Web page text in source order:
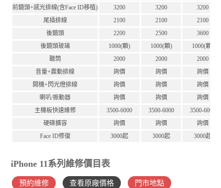
前鏡頭+感光排線(含Face ID移植)
3200 3200
3200
尾插排線
2100 2100
2100
後鏡頭
2200 2500
3600
後鏡頭玻璃
1000(顆) 1000(顆)
1000(顆)
聽筒
2000 2000
2000
音量+震動排線
詢價 詢價
詢價
開機+閃光燈排線
詢價 詢價
詢價
喇叭/振動器
詢價 詢價
詢價
主機板快速維修
3500-6000 3500-6000
3500-6000
硬碟擴容
詢價 詢價
詢價
Face ID修復
3000起 3000起 3000起
iPhone 11系列維修價目表
預約維修 查看原廠價格 門市地點